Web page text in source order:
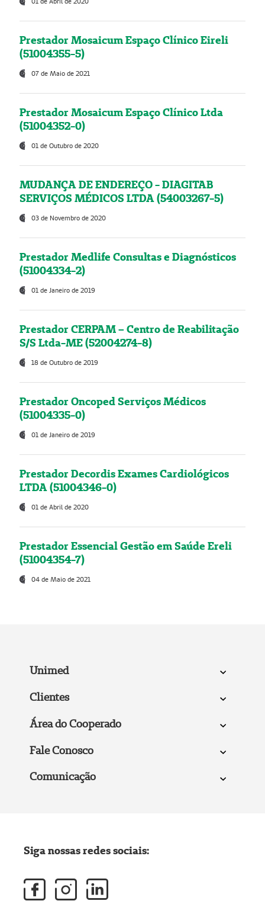
Prestador Mosaicum Espaço Clínico Eireli
(51004355-5)
07 de Maio de 2021
Prestador Mosaicum Espaço Clínico Ltda
(51004352-0)
01 de Outubro de 2020
MUDANÇA DE ENDEREÇO - DIAGITAB
SERVIÇOS MÉDICOS LTDA (54003267-5)
03 de Novembro de 2020
Prestador Medlife Consultas e Diagnósticos
(51004334-2)
01 de Janeiro de 2019
Prestador CERPAM – Centro de Reabilitação
S/S Ltda-ME (52004274-8)
18 de Outubro de 2019
Prestador Oncoped Serviços Médicos
(51004335-0)
01 de Janeiro de 2019
Prestador Decordis Exames Cardiológicos
LTDA (51004346-0)
01 de Abril de 2020
Prestador Essencial Gestão em Saúde Ereli
(51004354-7)
04 de Maio de 2021
Unimed
Clientes
Área do Cooperado
Fale Conosco
Comunicação
Siga nossas redes sociais: